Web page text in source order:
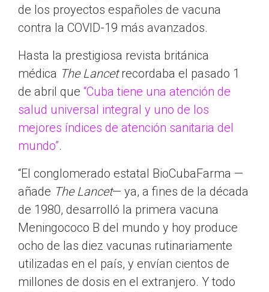
de los proyectos españoles de vacuna
contra la COVID-19 más avanzados.
Hasta la prestigiosa revista británica
médica The Lancetrecordaba el pasado 1
de abril que “Cuba tiene una atención de
salud universal integral y uno de los
mejores índices de atención sanitaria del
mundo”.
“El conglomerado estatal BioCubaFarma —
añade The Lancet— ya, a fines de la década
de 1980, desarrolló la primera vacuna
Meningococo B del mundo y hoy produce
ocho de las diez vacunas rutinariamente
utilizadas en el país, y envían cientos de
millones de dosis en el extranjero. Y todo